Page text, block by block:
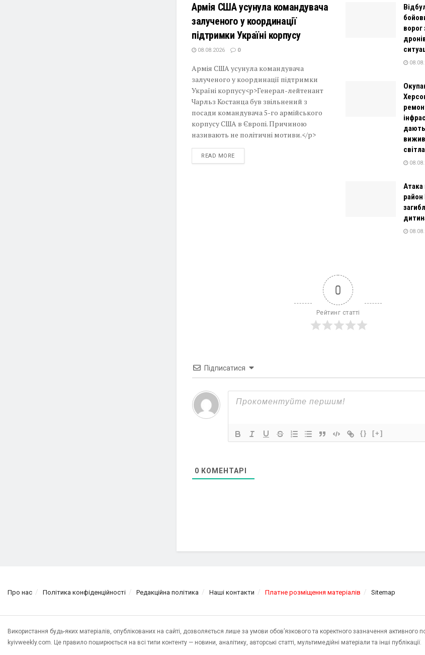
Армія США усунула командувача
залученого у координації
підтримки Україні корпусу
08.08.2026 0
Армія США усунула командувача
залученого у координації підтримки
Україні корпусу<p>Генерал-лейтенант
Чарльз Костанца був звільнений з
посади командувача 5-го армійського
корпусу США в Європі. Причиною
називають не політичні мотиви.</p>
READ MOREDETAILS
ворог
Атака
0
Рейтинг статті
Підписатися
{} [+]
0 КОМЕНТАРІ
Про нас Політика конфіденційності Редакційна політика Наші контакти Платне розміщення матеріалів Sitemap
Використання будь-яких матеріалів, опублікованих на сайті, дозволяється лише за умови обов’язкового та коректного зазначення активного
kyivweekly.com. Це правило поширюється на всі типи контенту — новини, аналітику, авторські статті, мультимедійні матеріали та інші публікації.